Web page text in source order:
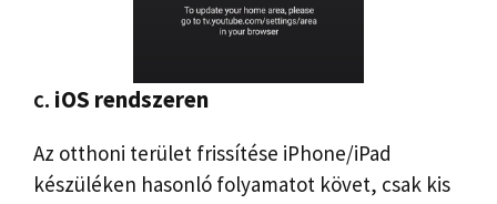
c. iOS rendszeren
Az otthoni terület frissítése iPhone/iPad
készüléken hasonló folyamatot követ, csak kis